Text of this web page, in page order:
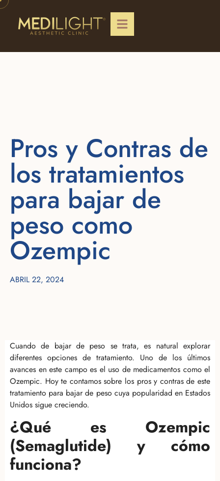
Pros y Contras de
los tratamientos
para bajar de
peso como
Ozempic
ABRIL 22, 2024
Cuando de bajar de peso se trata, es natural explorar
diferentes opciones de tratamiento. Uno de los últimos
avances en este campo es el uso de medicamentos como el
Ozempic. Hoy te contamos sobre los pros y contras de este
tratamiento para bajar de peso cuya popularidad en Estados
Unidos sigue creciendo.
¿Qué es Ozempic
(Semaglutide) y cómo
funciona?